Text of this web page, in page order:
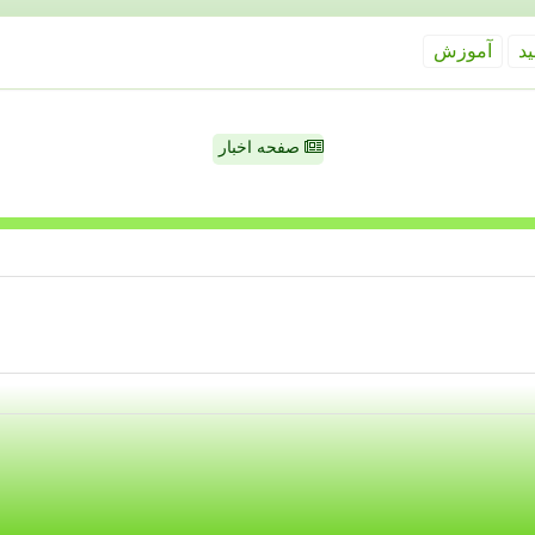
آموزش
صفحه اخبار